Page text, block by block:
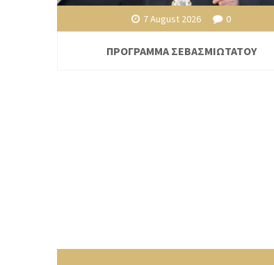
7 August 2026 0
ΠΡΟΓΡΑΜΜΑ ΣΕΒΑΣΜΙΩΤΑΤΟΥ